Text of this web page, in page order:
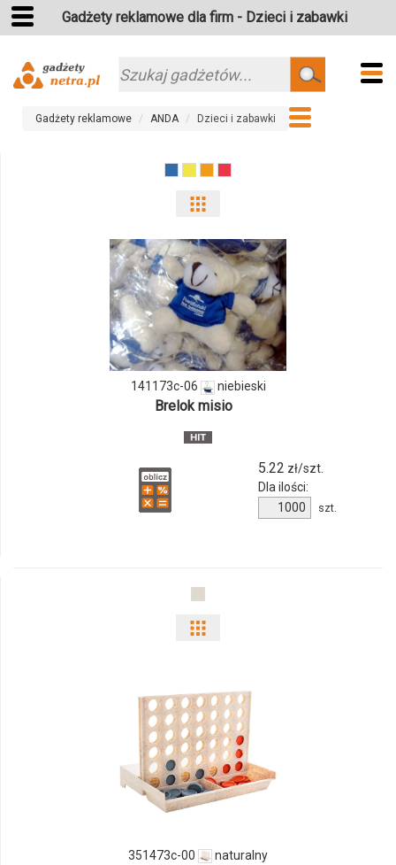
Gadżety reklamowe dla firm - Dzieci i zabawki
Szukaj
Gadżety reklamowe ANDA Dzieci i zabawki
odmiany
i
ilości
produktu
141173c-
06
141173c-06 niebieski
Brelok misio
5.22 zł/szt.
Dla ilości:
Ilość
produktu
szt.
i
ilości
produktu
351473c-
351473c-00 naturalny